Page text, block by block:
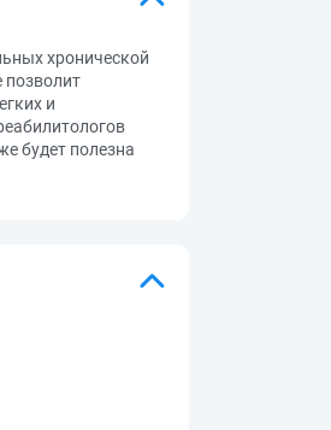
хронической
позволит
и
будет полезна